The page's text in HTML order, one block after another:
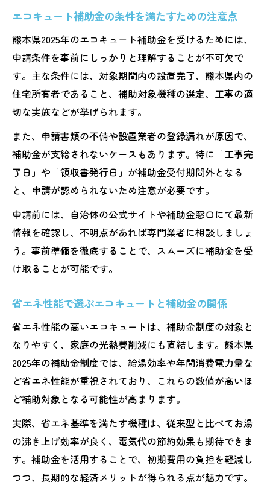
エコキュート補助金の条件を満たすための注意点
熊本県2025年のエコキュート補助金を受けるためには、
申請条件を事前にしっかりと理解することが不可欠で
す。主な条件には、対象期間内の設置完了、熊本県内の
住宅所有者であること、補助対象機種の選定、工事の適
切な実施などが挙げられます。
また、申請書類の不備や設置業者の登録漏れが原因で、
補助金が支給されないケースもあります。特に「工事完
了日」や「領収書発行日」が補助金受付期間外となる
と、申請が認められないため注意が必要です。
申請前には、自治体の公式サイトや補助金窓口にて最新
情報を確認し、不明点があれば専門業者に相談しましょ
う。事前準備を徹底することで、スムーズに補助金を受
け取ることが可能です。
省エネ性能で選ぶエコキュートと補助金の関係
省エネ性能の高いエコキュートは、補助金制度の対象と
なりやすく、家庭の光熱費削減にも直結します。熊本県
2025年の補助金制度では、給湯効率や年間消費電力量な
ど省エネ性能が重視されており、これらの数値が高いほ
ど補助対象となる可能性が高まります。
実際、省エネ基準を満たす機種は、従来型と比べてお湯
の沸き上げ効率が良く、電気代の節約効果も期待できま
す。補助金を活用することで、初期費用の負担を軽減し
つつ、長期的な経済メリットが得られる点が魅力です。